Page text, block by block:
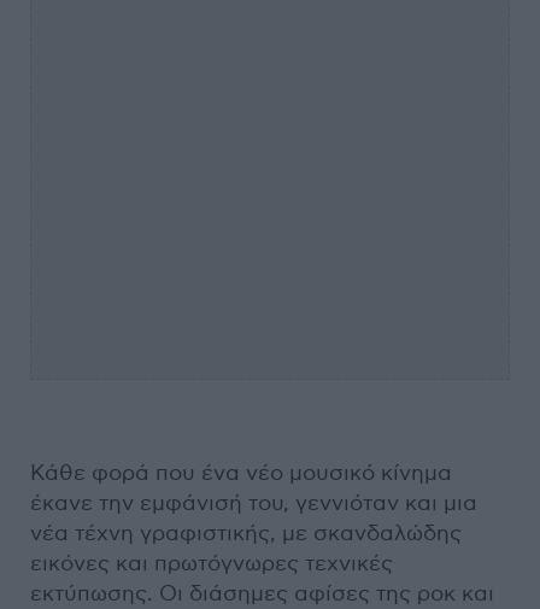
Κάθε φορά που ένα νέο μουσικό κίνημα
έκανε την εμφάνισή του, γεννιόταν και μια
νέα τέχνη γραφιστικής, με σκανδαλώδης
εικόνες και πρωτόγνωρες τεχνικές
εκτύπωσης. Οι διάσημες αφίσες της ροκ και